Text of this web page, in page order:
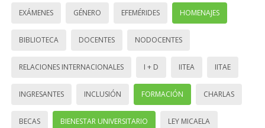
EXÁMENES GÉNERO EFEMÉRIDES HOMENAJES
BIBLIOTECA DOCENTES NODOCENTES
RELACIONES INTERNACIONALES I + D IITEA IITAE
INGRESANTES INCLUSIÓN FORMACIÓN CHARLAS
BECAS BIENESTAR UNIVERSITARIO LEY MICAELA